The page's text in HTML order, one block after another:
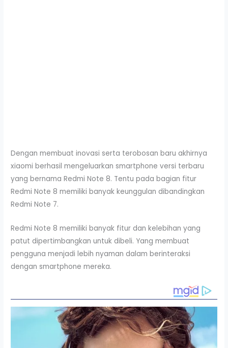
Dengan membuat inovasi serta terobosan baru akhirnya
xiaomi berhasil mengeluarkan smartphone versi terbaru
yang bernama Redmi Note 8. Tentu pada bagian fitur
Redmi Note 8 memiliki banyak keunggulan dibandingkan
Redmi Note 7.
Redmi Note 8 memiliki banyak fitur dan kelebihan yang
patut dipertimbangkan untuk dibeli. Yang membuat
pengguna menjadi lebih nyaman dalam berinteraksi
dengan smartphone mereka.